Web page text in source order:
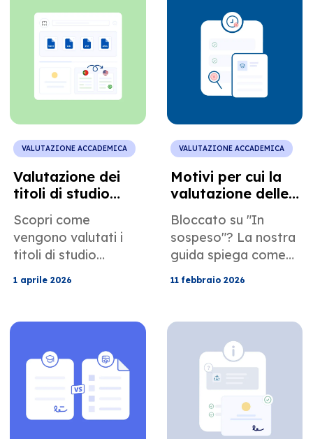
l'equivalenza del
visto Gakushi, la
conversione dei
crediti e i requisiti
dell'USCIS per
evitare ritardi.
Comprendere
l'equivalenza dei
titoli di laurea, la
conversione dei
crediti ECTS, la
mappatura del GPA
VALUTAZIONE ACCADEMICA
Valutazione dei
titoli di studio
portoghesi ai fini
dell'abilitazione
professionale
internazionale.
Scopri come
vengono valutati i
titoli di studio
brasiliani negli Stati
l'equivalenza dei
richiesti e come
evitare gli errori più
1 aprile 2026
VALUTAZIONE ACCADEMICA
Motivi per cui la
valutazione delle
potrebbe essere
ritardata
Bloccato su "In
sospeso"? La nostra
guida spiega come
sbloccare il tuo
report. Scopri come
evitare errori di
traduzione e lacune
documentazione per
ottenere la tua
11 febbraio 2026